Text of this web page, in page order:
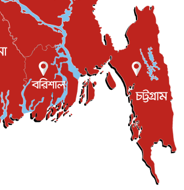
চলচ্চিত্র উৎসব, বিনা মূল্যে দেখা যাবে ৬ সিনেমা
৮ আগস্ট, ২০২৬
লন্ডন মসজিদের জুমার খুতবা : “কুরআন হোক জীবন দেখার
ও জীবন ৭ আগস্ট, ২০২৬
কন্যা মোহিনী রশিদ এনওয়াইপিডির উচ্চপদস্থ কর্মকর্তা
৬ আগস্ট, ২০২৬
সবার জন্য উন্মুক্ত জুলাই স্মৃতি জাদুঘর
৬ আগস্ট, ২০২৬
৬ আগস্ট, ২০২৬